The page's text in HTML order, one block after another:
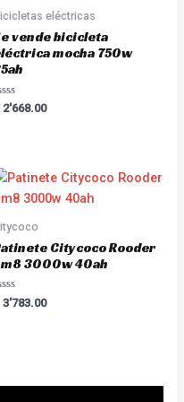
eléctricas
vende bicicleta
mocha 750w
2'668.00
Citycoco Rooder
3000w 40ah
3'783.00